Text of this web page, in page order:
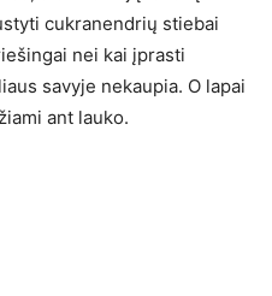
cukranendrių stiebai
nei kai įprasti
savyje nekaupia. O lapai
ant lauko.